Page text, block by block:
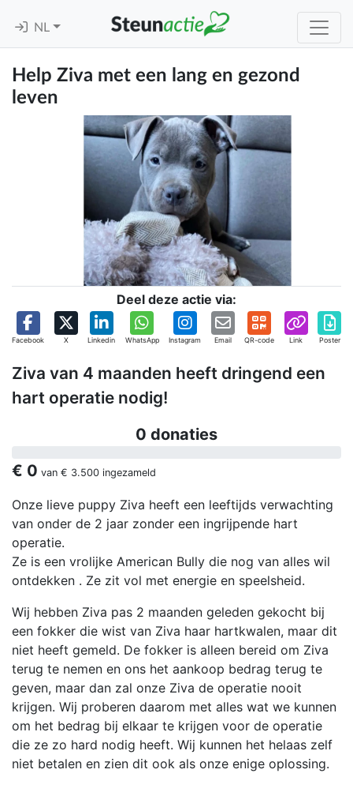
NL
Help Ziva met een lang en gezond
leven
Deel deze actie via:
Facebook X Linkedin WhatsApp Instagram Email QR-code Link Poster
Ziva van 4 maanden heeft dringend een
hart operatie nodig!
0 donaties
€ 0 van € 3.500 ingezameld
Onze lieve puppy Ziva heeft een leeftijds verwachting
van onder de 2 jaar zonder een ingrijpende hart
operatie.
Ze is een vrolijke American Bully die nog van alles wil
ontdekken . Ze zit vol met energie en speelsheid.
Wij hebben Ziva pas 2 maanden geleden gekocht bij
een fokker die wist van Ziva haar hartkwalen, maar dit
niet heeft gemeld. De fokker is alleen bereid om Ziva
terug te nemen en ons het aankoop bedrag terug te
geven, maar dan zal onze Ziva de operatie nooit
krijgen. Wij proberen daarom met alles wat we kunnen
om het bedrag bij elkaar te krijgen voor de operatie
die ze zo hard nodig heeft. Wij kunnen het helaas zelf
niet betalen en zien dit ook als onze enige oplossing.